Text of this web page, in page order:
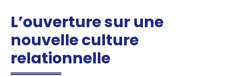
L’ouverture sur une
nouvelle culture
relationnelle